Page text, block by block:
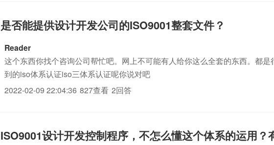
是否能提供设计开发公司的ISO9001整套文件？
Reader
这个东西你找个咨询公司帮忙吧。网上不可能有人给你这么全套的东西。都是
到的iso体系认证iso三体系认证呢你说对吧
2022-02-09 22:04:36 827查看 2回答
ISO9001设计开发控制程序，不怎么懂这个体系的运用？